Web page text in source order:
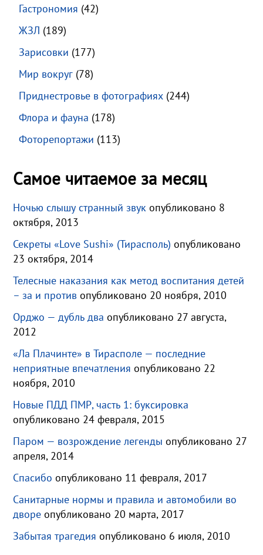
Гастрономия (42)
ЖЗЛ (189)
Зарисовки (177)
Мир вокруг (78)
Приднестровье в фотографиях (244)
Флора и фауна (178)
Фоторепортажи (113)
Самое читаемое за месяц
Ночью слышу странный звук опубликовано 8
октября, 2013
Секреты «Love Sushi» (Тирасполь) опубликовано
23 октября, 2014
Телесные наказания как метод воспитания детей
– за и против опубликовано 20 ноября, 2010
Орджо — дубль два опубликовано 27 августа,
2012
«Ла Плачинте» в Тирасполе — последние
неприятные впечатления опубликовано 22
ноября, 2010
Новые ПДД ПМР, часть 1: буксировка
опубликовано 24 февраля, 2015
Паром — возрождение легенды опубликовано 27
апреля, 2014
Спасибо опубликовано 11 февраля, 2017
Санитарные нормы и правила и автомобили во
дворе опубликовано 20 марта, 2017
Забытая трагедия опубликовано 6 июля, 2010